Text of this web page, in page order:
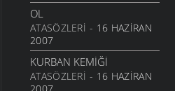
OL
ATASÖZLERI - 16 HAZIRAN
2007
KURBAN KEMIĞI
ATASÖZLERI - 16 HAZIRAN